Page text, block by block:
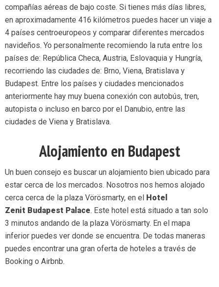
compañías aéreas de bajo coste. Si tienes más días libres,
en aproximadamente 416 kilómetros puedes hacer un viaje a
4 países centroeuropeos y comparar diferentes mercados
navideños. Yo personalmente recomiendo la ruta entre los
países de: República Checa, Austria, Eslovaquia y Hungría,
recorriendo las ciudades de: Brno, Viena, Bratislava y
Budapest. Entre los países y ciudades mencionados
anteriormente hay muy buena conexión con autobús, tren,
autopista o incluso en barco por el Danubio, entre las
ciudades de Viena y Bratislava.
Alojamiento en Budapest
Un buen consejo es buscar un alojamiento bien ubicado para
estar cerca de los mercados. Nosotros nos hemos alojado
cerca cerca de la plaza Vörösmarty, en el Hotel
Zenit Budapest Palace. Este hotel está situado a tan solo
3 minutos andando de la plaza Vörösmarty. En el mapa
inferior puedes ver donde se encuentra. De todas maneras
puedes encontrar una gran oferta de hoteles a través de
Booking o Airbnb.